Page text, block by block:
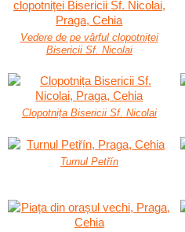
Vedere de pe vârful clopotniței
Bisericii Sf. Nicolai
Clopotnița Bisericii Sf. Nicolai
Turnul Petřín